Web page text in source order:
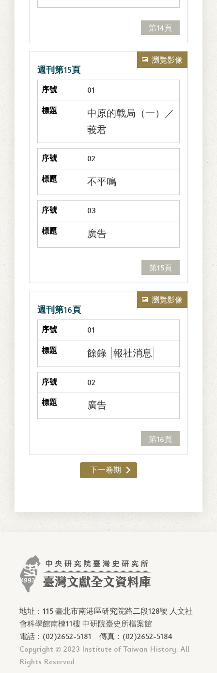
第14頁
週刊第15頁
瀏覽影像
01
中原的戰局（一）／
莪君
02
不平鳴
03
廣告
第15頁
週刊第16頁
瀏覽影像
01
餘錄 報社消息
02
廣告
第16頁
下一卷期
地址：115 臺北市南港區研究院路二段128號 人文社
會科學館南棟11樓 中研院臺史所檔案館
電話：(02)2652-5181
傳真：(02)2652-5184
Copyright © 2023 Institute of Taiwan History. All
Rights Reserved